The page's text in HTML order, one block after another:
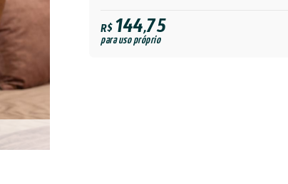
R$144,75
para uso próprio